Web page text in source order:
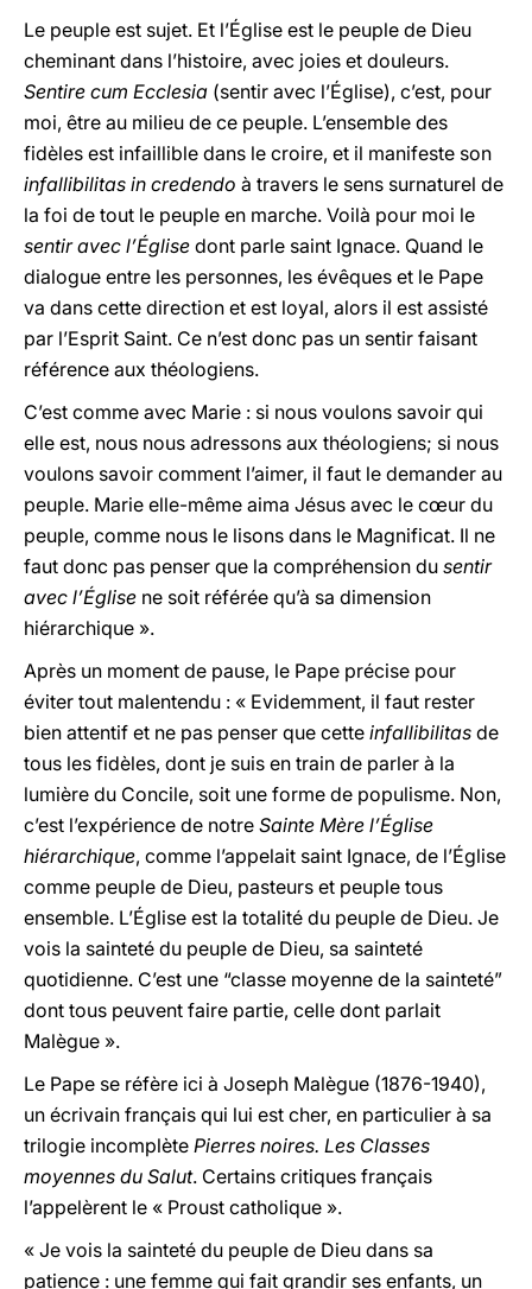
Le peuple est sujet. Et l’Église est le peuple de Dieu
cheminant dans l’histoire, avec joies et douleurs.
Sentire cum Ecclesia (sentir avec l’Église), c’est, pour
moi, être au milieu de ce peuple. L’ensemble des
fidèles est infaillible dans le croire, et il manifeste son
infallibilitas in credendo à travers le sens surnaturel de
la foi de tout le peuple en marche. Voilà pour moi le
sentir avec l’Église dont parle saint Ignace. Quand le
dialogue entre les personnes, les évêques et le Pape
va dans cette direction et est loyal, alors il est assisté
par l’Esprit Saint. Ce n’est donc pas un sentir faisant
référence aux théologiens.
C’est comme avec Marie : si nous voulons savoir qui
elle est, nous nous adressons aux théologiens; si nous
voulons savoir comment l’aimer, il faut le demander au
peuple. Marie elle-même aima Jésus avec le cœur du
peuple, comme nous le lisons dans le Magnificat. Il ne
faut donc pas penser que la compréhension du sentir
avec l’Église ne soit référée qu’à sa dimension
hiérarchique ».
Après un moment de pause, le Pape précise pour
éviter tout malentendu : « Evidemment, il faut rester
bien attentif et ne pas penser que cette infallibilitas de
tous les fidèles, dont je suis en train de parler à la
lumière du Concile, soit une forme de populisme. Non,
c’est l’expérience de notre Sainte Mère l’Église
hiérarchique, comme l’appelait saint Ignace, de l’Église
comme peuple de Dieu, pasteurs et peuple tous
ensemble. L’Église est la totalité du peuple de Dieu. Je
vois la sainteté du peuple de Dieu, sa sainteté
quotidienne. C’est une “classe moyenne de la sainteté”
dont tous peuvent faire partie, celle dont parlait
Malègue ».
Le Pape se réfère ici à Joseph Malègue (1876-1940),
un écrivain français qui lui est cher, en particulier à sa
trilogie incomplète Pierres noires. Les Classes
moyennes du Salut. Certains critiques français
l’appelèrent le « Proust catholique ».
« Je vois la sainteté du peuple de Dieu dans sa
patience : une femme qui fait grandir ses enfants, un